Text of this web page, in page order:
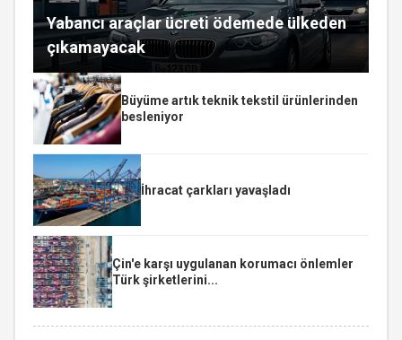
Yabancı araçlar ücreti ödemede ülkeden
çıkamayacak
Büyüme artık teknik tekstil ürünlerinden
besleniyor
İhracat çarkları yavaşladı
Çin'e karşı uygulanan korumacı önlemler
Türk şirketlerini...